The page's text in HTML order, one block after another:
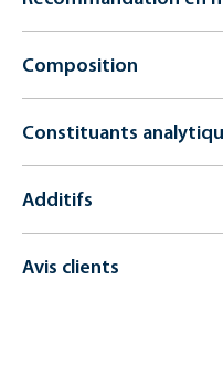
Composition
Constituants
Additifs
Avis clients